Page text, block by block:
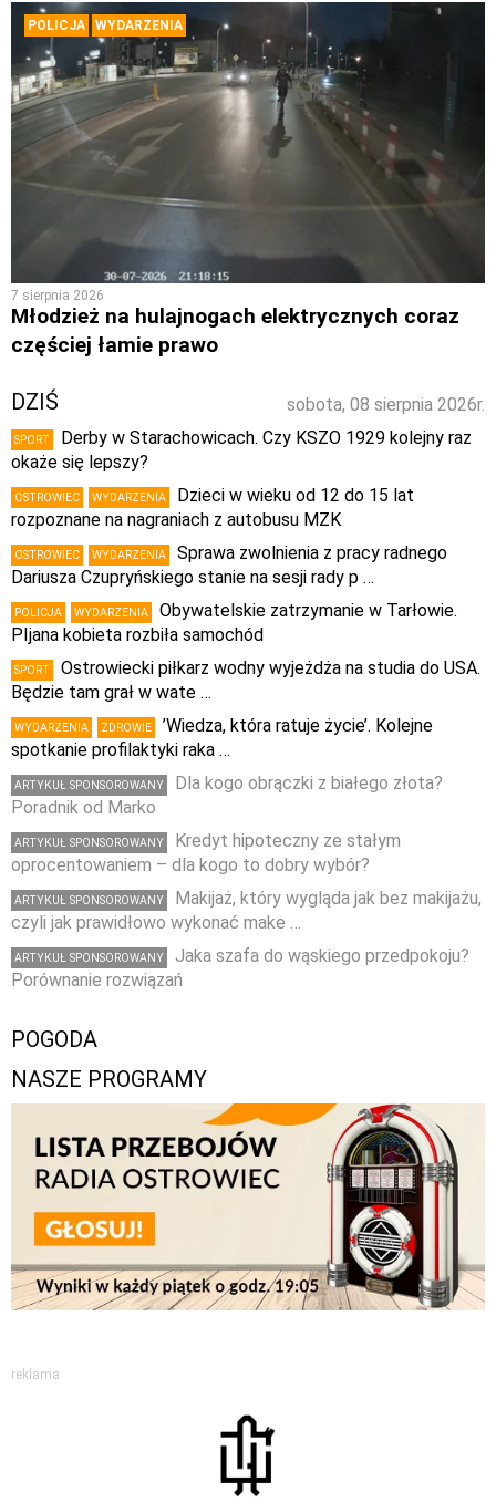
POLICJA WYDARZENIA
7 sierpnia 2026
Młodzież na hulajnogach elektrycznych coraz
częściej łamie prawo
sobota, 08 sierpnia 2026r.
DZIŚ
SPORT
Derby w Starachowicach. Czy KSZO 1929 kolejny raz
okaże się lepszy?
OSTROWIEC WYDARZENIA
Dzieci w wieku od 12 do 15 lat
rozpoznane na nagraniach z autobusu MZK
OSTROWIEC WYDARZENIA
Sprawa zwolnienia z pracy radnego
Dariusza Czupryńskiego stanie na sesji rady p …
POLICJA WYDARZENIA
Obywatelskie zatrzymanie w Tarłowie.
PIjana kobieta rozbiła samochód
SPORT
Ostrowiecki piłkarz wodny wyjeżdża na studia do USA.
Będzie tam grał w wate …
WYDARZENIA ZDROWIE
’Wiedza, która ratuje życie’. Kolejne
spotkanie profilaktyki raka …
ARTYKUŁ SPONSOROWANY
Dla kogo obrączki z białego złota?
Poradnik od Marko
ARTYKUŁ SPONSOROWANY
Kredyt hipoteczny ze stałym
oprocentowaniem – dla kogo to dobry wybór?
ARTYKUŁ SPONSOROWANY
Makijaż, który wygląda jak bez makijażu,
czyli jak prawidłowo wykonać make …
ARTYKUŁ SPONSOROWANY
Jaka szafa do wąskiego przedpokoju?
Porównanie rozwiązań
POGODA
NASZE PROGRAMY
reklama